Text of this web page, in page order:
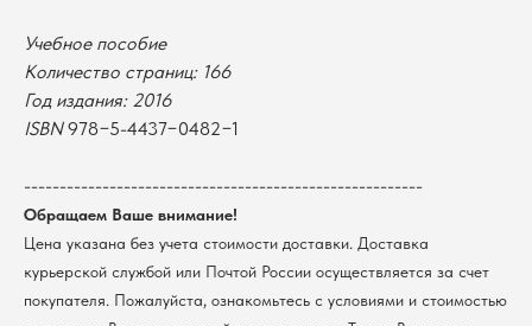
Учебное пособие
Количество страниц: 166
Год издания: 2016
ISBN978−5-4437−0482−1
--------------------------------------------------------
Обращаем Ваше внимание!
Цена указана без учета стоимости доставки. Доставка
курьерской службой или Почтой России осуществляется за счет
покупателя. Пожалуйста, ознакомьтесь с условиями и стоимостью
Доставка
Контакты
Новосибирский государственный
КПП 540801001